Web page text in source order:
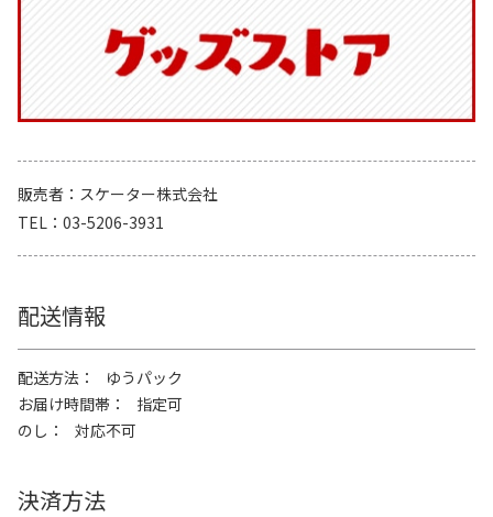
販売者
スケーター株式会社
TEL
03-5206-3931
配送情報
配送方法
ゆうパック
お届け時間帯
指定可
のし
対応不可
決済方法